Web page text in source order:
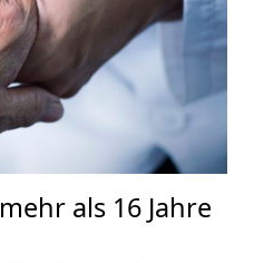
mehr als 16 Jahre